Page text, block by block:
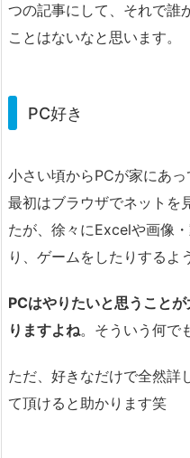
つの記事にして、それで誰
ことはないなと思います。
PC好き
小さい頃からPCが家にあっ
最初はブラウザでネットを
たが、徐々にExcelや画像
り、ゲームをしたりするよ
PCはやりたいと思うこと
りますよね。そういう何で
ただ、好きなだけで全然詳
て頂けると助かります笑